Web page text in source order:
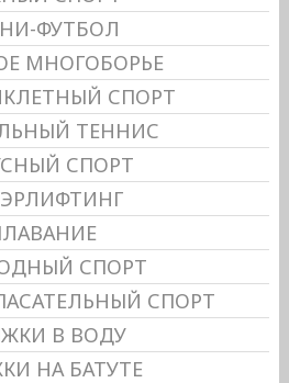
ФУТБОЛ
МНОГОБОРЬЕ
СПОРТ
ТЕННИС
СПОРТ
СПОРТ
СПОРТ
В ВОДУ
НА БАТУТЕ